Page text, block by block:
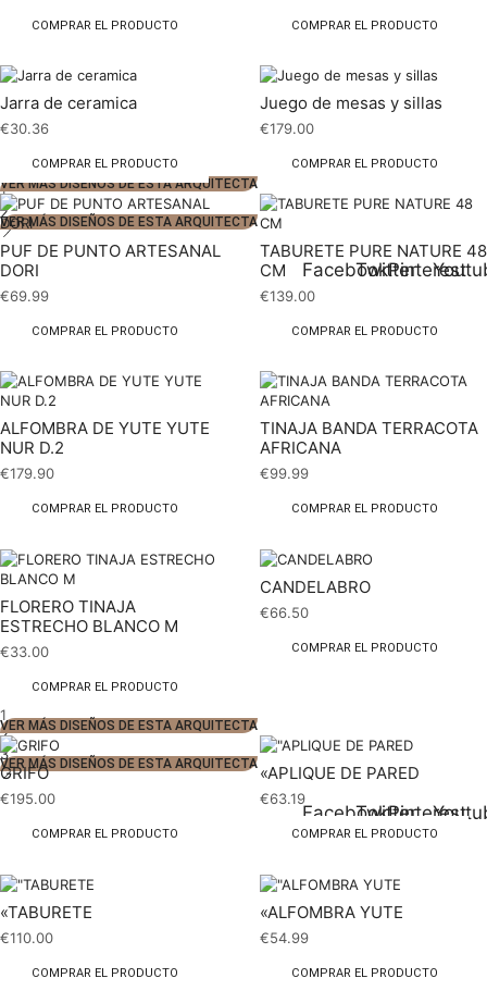
COMPRAR EL PRODUCTO COMPRAR EL PRODUCTO
Jarra de ceramica
€30.36
COMPRAR EL PRODUCTO
Juego de mesas y sillas
€179.00
COMPRAR EL PRODUCTO
1
2
FacebookTwitterPinterest
VER MÁS DISEÑOS DE ESTA ARQUITECTA
VER MÁS DISEÑOS DE ESTA ARQUITECTA
PUF DE PUNTO ARTESANAL
DORI
€69.99
COMPRAR EL PRODUCTO
TABURETE PURE NATURE 48
CM
€139.00
COMPRAR EL PRODUCTO
ALFOMBRA DE YUTE YUTE
NUR D.2
€179.90
COMPRAR EL PRODUCTO
TINAJA BANDA TERRACOTA
AFRICANA
€99.99
COMPRAR EL PRODUCTO
FLORERO TINAJA
ESTRECHO BLANCO M
€33.00
COMPRAR EL PRODUCTO
CANDELABRO
€66.50
COMPRAR EL PRODUCTO
1
2
3
FacebookTwitterPinterest
VER MÁS DISEÑOS DE ESTA ARQUITECTA
VER MÁS DISEÑOS DE ESTA ARQUITECTA
GRIFO
€195.00
COMPRAR EL PRODUCTO
«APLIQUE DE PARED
€63.19
COMPRAR EL PRODUCTO
«TABURETE
€110.00
COMPRAR EL PRODUCTO
«ALFOMBRA YUTE
€54.99
COMPRAR EL PRODUCTO